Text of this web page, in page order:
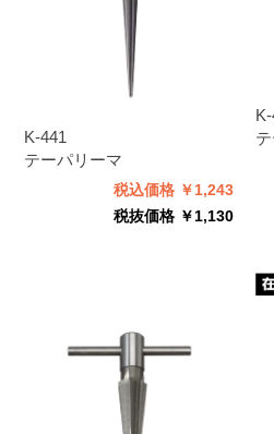
K-441
テーパリーマ
税込価格 ￥1,243
税抜価格 ￥1,130